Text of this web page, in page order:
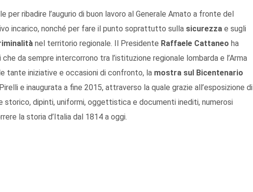
per ribadire l’augurio di buon lavoro al Generale Amato a fronte del
incarico, nonché per fare il punto soprattutto sulla sicurezza e sugli
nel territorio regionale. Il Presidente Raffaele Cattaneo ha
da sempre intercorrono tra l’istituzione regionale lombarda e l’Arma
tante iniziative e occasioni di confronto, la mostra sul Bicentenario
e inaugurata a fine 2015, attraverso la quale grazie all’esposizione di
storico, dipinti, uniformi, oggettistica e documenti inediti, numerosi
la storia d’Italia dal 1814 a oggi.